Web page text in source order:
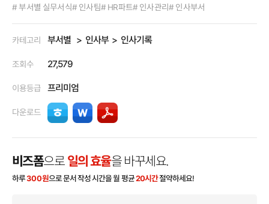
# 부서별 실무서식# 인사팀# HR파트# 인사관리# 인사부서
카테고리 부서별 인사부 인사기록
조회수 27,579
이용등급 프리미엄
다운로드
비즈폼으로 일의 효율을 바꾸세요.
하루300원으로 문서 작성 시간을 월 평균20시간절약하세요!